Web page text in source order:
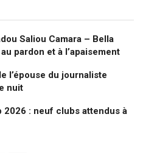
Saliou Camara – Bella
pardon et à l’apaisement
l’épouse du journaliste
nuit
2026 : neuf clubs attendus à